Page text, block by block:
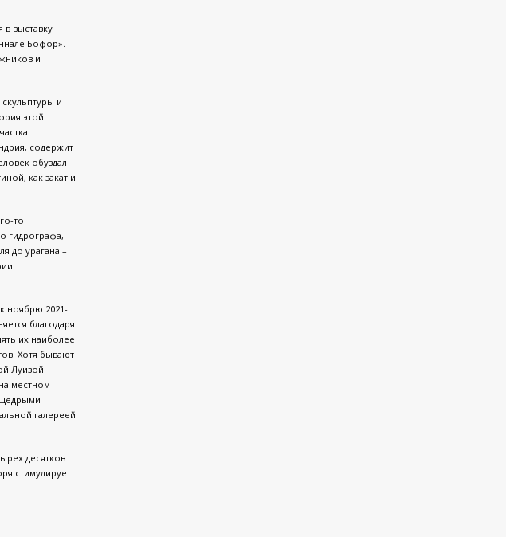
выставку
Бофор».
и
и
этой
содержит
обуздал
как закат и
то
гидрографа,
до урагана –
ноябрю 2021-
благодаря
их наиболее
Хотя бывают
Луизой
местном
щедрыми
галереей
десятков
стимулирует